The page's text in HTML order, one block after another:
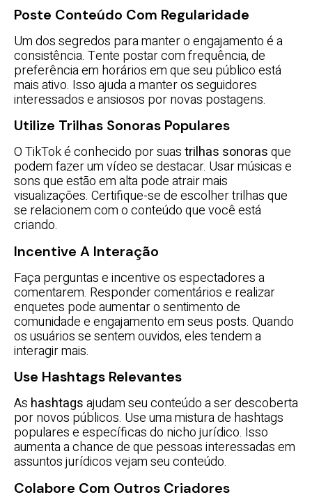
Poste Conteúdo Com Regularidade
Um dos segredos para manter o engajamento é a
consistência. Tente postar com frequência, de
preferência em horários em que seu público está
mais ativo. Isso ajuda a manter os seguidores
interessados e ansiosos por novas postagens.
Utilize Trilhas Sonoras Populares
O TikTok é conhecido por suastrilhas sonorasque
podem fazer um vídeo se destacar. Usar músicas e
sons que estão em alta pode atrair mais
visualizações. Certifique-se de escolher trilhas que
se relacionem com o conteúdo que você está
criando.
Incentive A Interação
Faça perguntas e incentive os espectadores a
comentarem. Responder comentários e realizar
enquetes pode aumentar o sentimento de
comunidade e engajamento em seus posts. Quando
os usuários se sentem ouvidos, eles tendem a
interagir mais.
Use Hashtags Relevantes
As hashtagsajudam seu conteúdo a ser descoberta
por novos públicos. Use uma mistura de hashtags
populares e específicas do nicho jurídico. Isso
aumenta a chance de que pessoas interessadas em
assuntos jurídicos vejam seu conteúdo.
Colabore Com Outros Criadores